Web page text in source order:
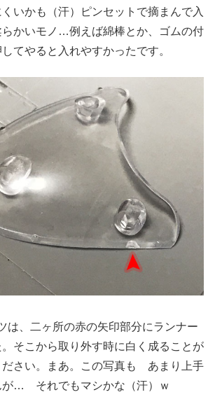
いかも（汗）ピンセットで摘まんで入
かいモノ…例えば綿棒とか、ゴムの付
てやると入れやすかったです。
は、二ヶ所の赤の矢印部分にランナー
そこから取り外す時に白く成ることが
ださい。まあ。この写真も あまり上手
が… それでもマシかな（汗）ｗ